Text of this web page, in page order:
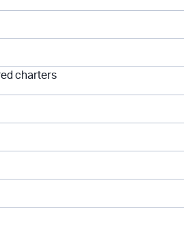
charters